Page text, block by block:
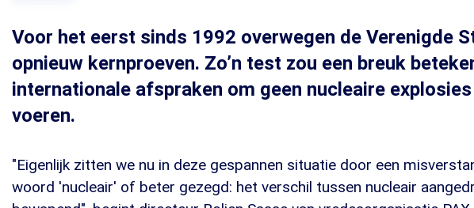
Voor het eerst sinds 1992 overwegen de Verenigde
opnieuw kernproeven. Zo’n test zou een breuk
internationale afspraken om geen nucleaire
voeren.
"Eigenlijk zitten we nu in deze gespannen situatie door een
woord 'nucleair' of beter gezegd: het verschil tussen nucleair